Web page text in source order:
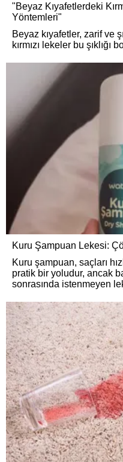
"Beyaz Kıyafetlerdeki
Yöntemleri"
Beyaz kıyafetler, zarif ve
kırmızı lekeler bu şıklığı
Kuru Şampuan Lekesi:
Kuru şampuan, saçları
pratik bir yoludur, ancak
sonrasında istenmeyen